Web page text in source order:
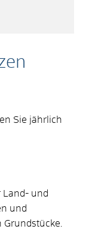
Sie jährlich
Land- und
und